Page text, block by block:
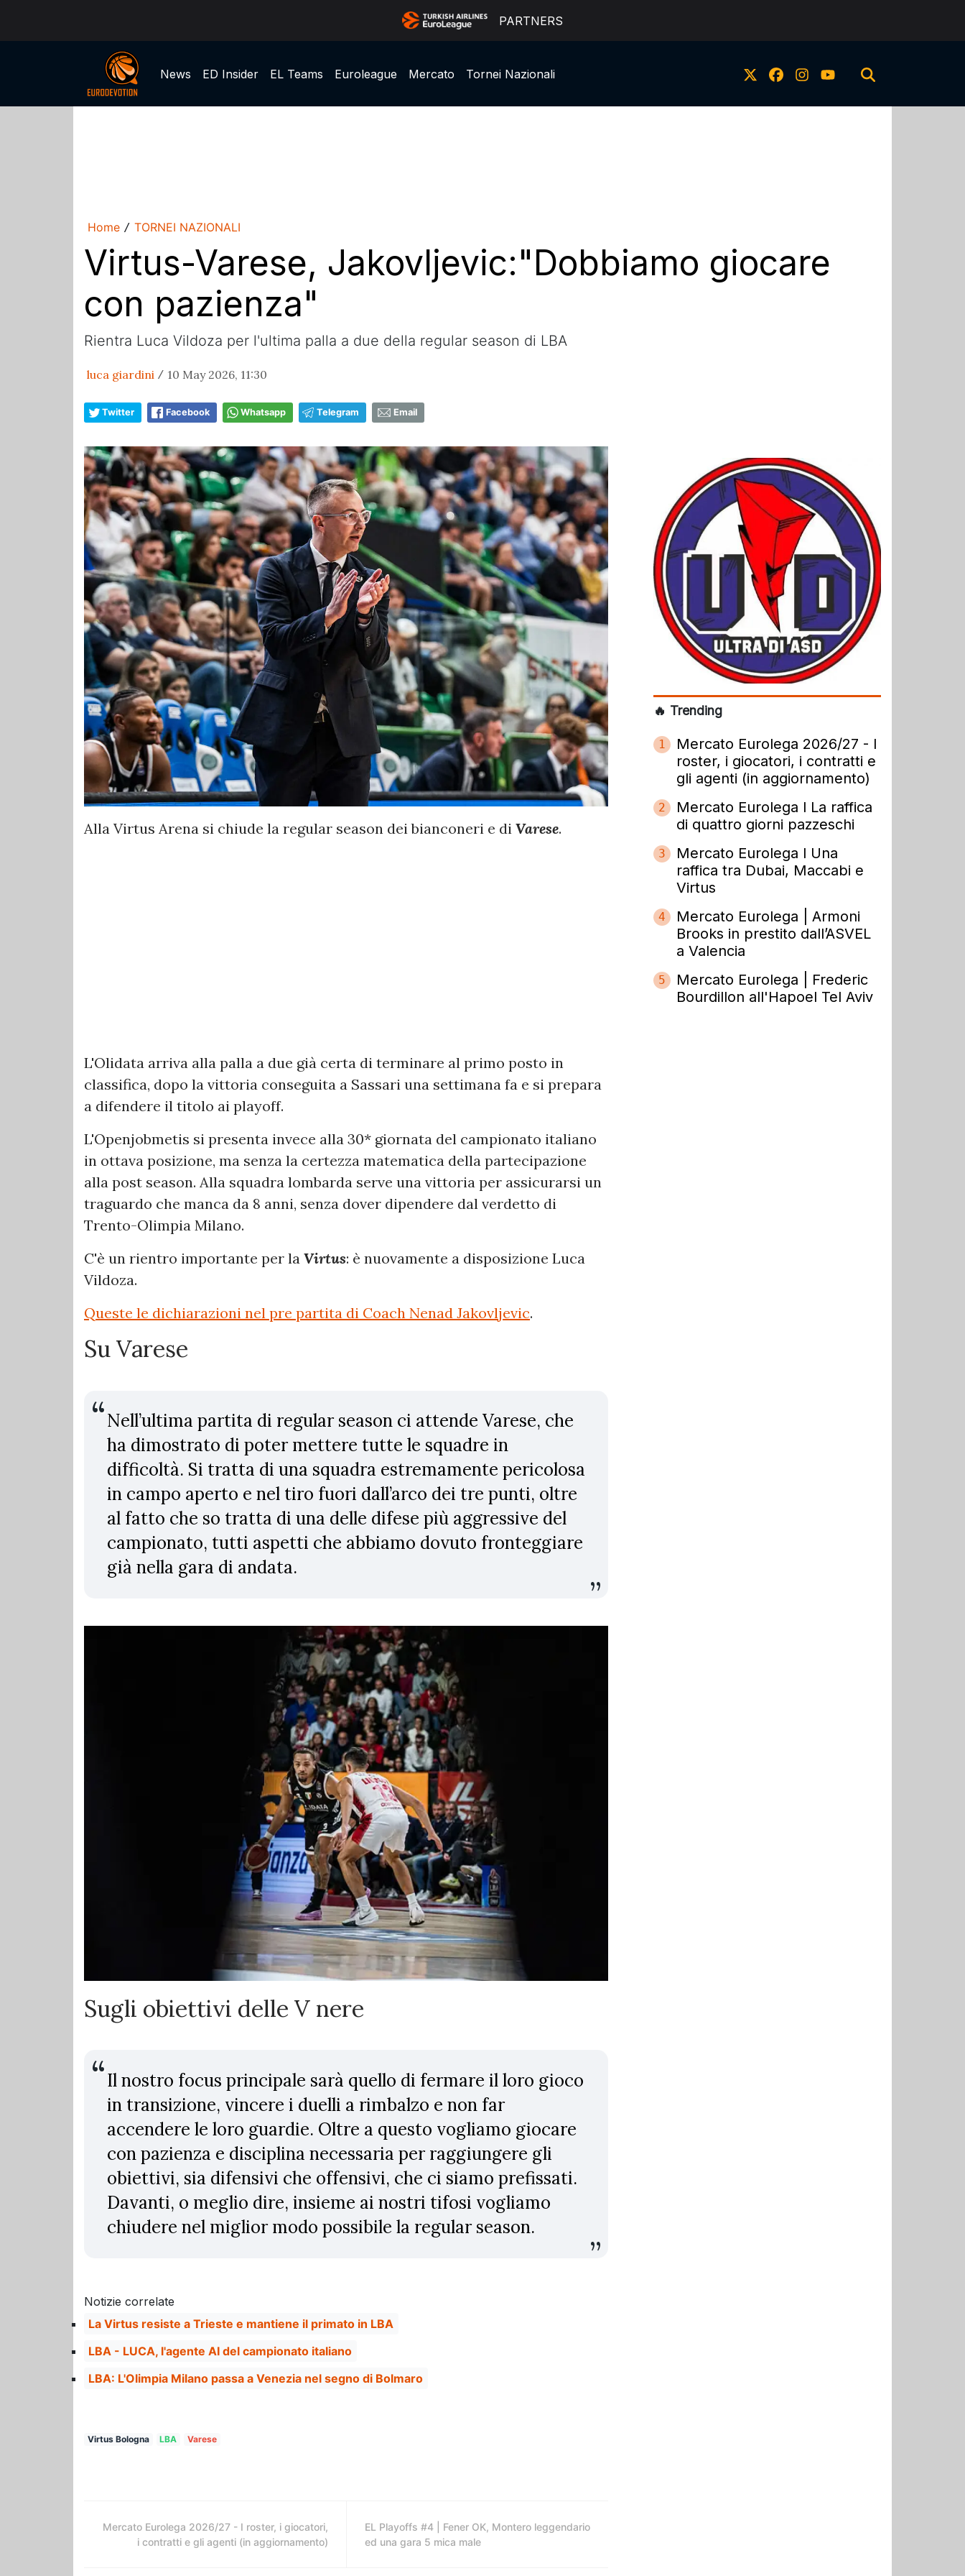
PARTNERS
News ED Insider EL Teams Euroleague Mercato Tornei Nazionali
Home / TORNEI NAZIONALI
Virtus-Varese, Jakovljevic:"Dobbiamo giocare
con pazienza"
Rientra Luca Vildoza per l'ultima palla a due della regular season di LBA
luca giardini / 10 May 2026, 11:30
Twitter Facebook Whatsapp Telegram Email
Alla Virtus Arena si chiude la regular season dei bianconeri e di Varese.
L'Olidata arriva alla palla a due già certa di terminare al primo posto in
classifica, dopo la vittoria conseguita a Sassari una settimana fa e si prepara
a difendere il titolo ai playoff.
L'Openjobmetis si presenta invece alla 30* giornata del campionato italiano
in ottava posizione, ma senza la certezza matematica della partecipazione
alla post season. Alla squadra lombarda serve una vittoria per assicurarsi un
traguardo che manca da 8 anni, senza dover dipendere dal verdetto di
Trento-Olimpia Milano.
C'è un rientro importante per la Virtus: è nuovamente a disposizione Luca
Vildoza.
Queste le dichiarazioni nel pre partita di Coach Nenad Jakovljevic.
Su Varese
Nell’ultima partita di regular season ci attende Varese, che
ha dimostrato di poter mettere tutte le squadre in
difficoltà. Si tratta di una squadra estremamente pericolosa
in campo aperto e nel tiro fuori dall’arco dei tre punti, oltre
al fatto che so tratta di una delle difese più aggressive del
campionato, tutti aspetti che abbiamo dovuto fronteggiare
già nella gara di andata.
Sugli obiettivi delle V nere
Il nostro focus principale sarà quello di fermare il loro gioco
in transizione, vincere i duelli a rimbalzo e non far
accendere le loro guardie. Oltre a questo vogliamo giocare
con pazienza e disciplina necessaria per raggiungere gli
obiettivi, sia difensivi che offensivi, che ci siamo prefissati.
Davanti, o meglio dire, insieme ai nostri tifosi vogliamo
chiudere nel miglior modo possibile la regular season.
Notizie correlate
La Virtus resiste a Trieste e mantiene il primato in LBA
LBA - LUCA, l'agente AI del campionato italiano
LBA: L'Olimpia Milano passa a Venezia nel segno di Bolmaro
Virtus Bologna LBA Varese
Mercato Eurolega 2026/27 - I roster, i giocatori,
i contratti e gli agenti (in aggiornamento)
EL Playoffs #4 | Fener OK, Montero leggendario
ed una gara 5 mica male
🔥 Trending
1
Mercato Eurolega 2026/27 - I
roster, i giocatori, i contratti e
gli agenti (in aggiornamento)
2
Mercato Eurolega l La raffica
di quattro giorni pazzeschi
3
Mercato Eurolega l Una
raffica tra Dubai, Maccabi e
Virtus
4
Mercato Eurolega | Armoni
Brooks in prestito dall’ASVEL
a Valencia
5
Mercato Eurolega | Frederic
Bourdillon all'Hapoel Tel Aviv